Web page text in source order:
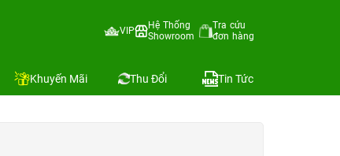
VIP
Hệ Thống
Showroom
Tra cứu
đơn hàng
Khuyến Mãi Thu Đổi Tin Tức